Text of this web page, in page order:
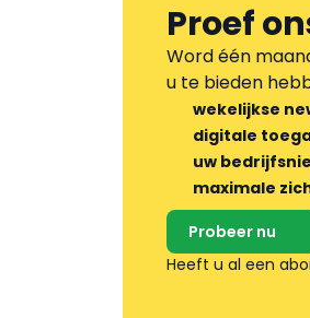
Proef
Word één
u te bieden
wekelijkse
digitale
uw
maximale
Probeer nu
Heeft u al een